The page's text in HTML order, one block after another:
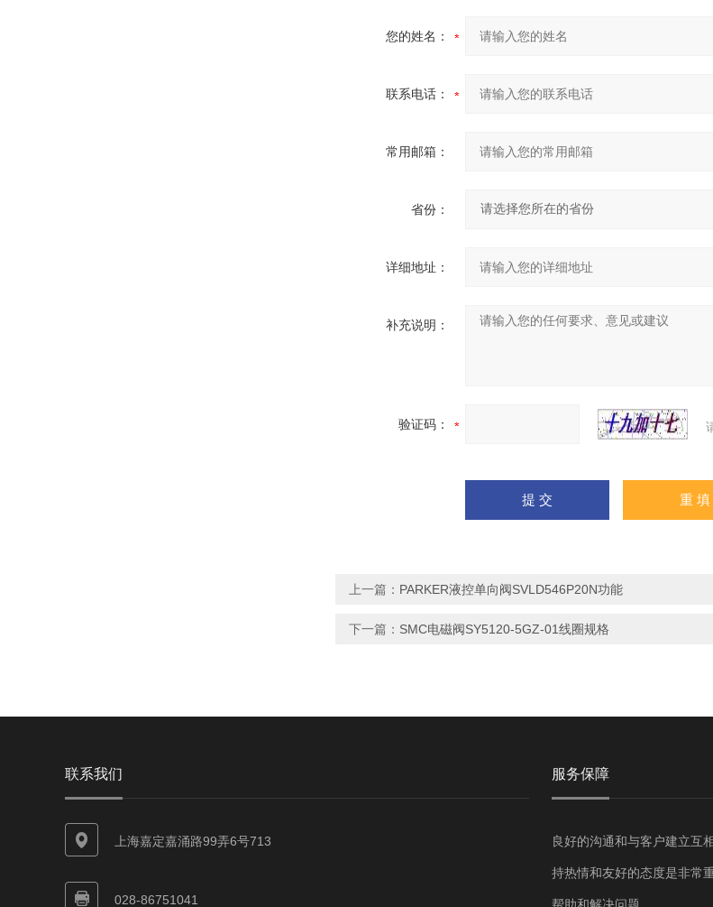
您的姓名：
联系电话：
常用邮箱：
省份：
详细地址：
补充说明：
验证码：
上一篇： PARKER液控单向阀SVLD546P20N功能
下一篇： SMC电磁阀SY5120-5GZ-01线圈规格​
联系我们
上海嘉定嘉涌路99弄6号713
028-86751041
服务保障
良好的沟通和与客户建立互
持热情和友好的态度是非常